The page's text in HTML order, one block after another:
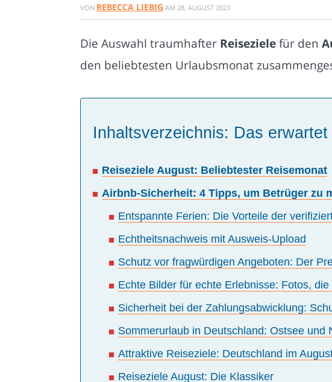
VON REBECCA LIEBIG AM 28. AUGUST 2023
Die Auswahl traumhafter Reisezielefür den
den beliebtesten Urlaubsmonat
Inhaltsverzeichnis: Das erwartet
Reiseziele August: Beliebtester Reisemonat
Airbnb-Sicherheit: 4 Tipps, um Betrüger zu
Entspannte Ferien: Die Vorteile der
Echtheitsnachweis mit Ausweis-Upload
Schutz vor fragwürdigen Angeboten: Der
Echte Bilder für echte Erlebnisse: Fotos,
Sicherheit bei der Zahlungsabwicklung:
Sommerurlaub in Deutschland: Ostsee und
Attraktive Reiseziele: Deutschland im
Reiseziele August: Die Klassiker